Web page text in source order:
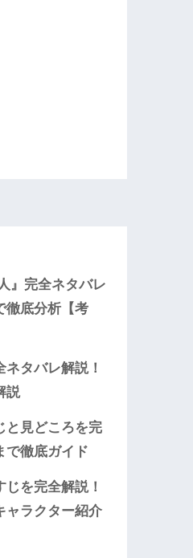
』完全ネタバレ
徹底分析【考
ネタバレ解説！
説
と見どころを完
で徹底ガイド
を完全解説！
ャラクター紹介